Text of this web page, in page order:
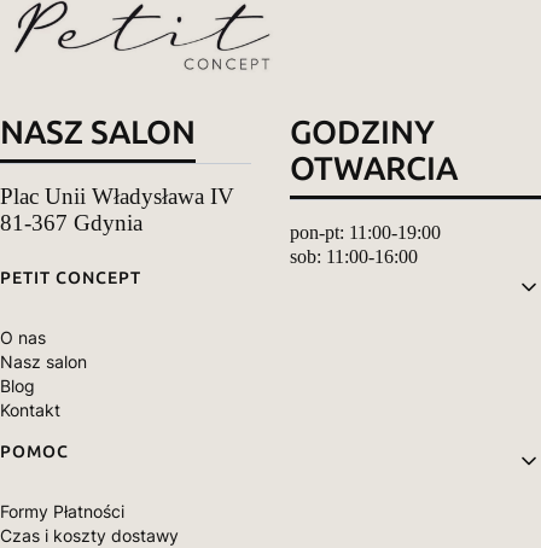
NASZ SALON
Plac Unii Władysława IV
81-367 Gdynia
GODZINY
OTWARCIA
pon-pt: 11:00-19:00
sob: 11:00-16:00
Linki w stopce
PETIT CONCEPT
O nas
Nasz salon
Blog
Kontakt
POMOC
Formy Płatności
Czas i koszty dostawy